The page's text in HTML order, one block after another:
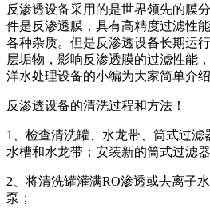
反渗透设备采用的是世界领先的膜
件是反渗透膜，具有高精度过滤性
各种杂质。但是反渗透设备长期运
层垢物，影响反渗透膜的过滤性能
洋水处理设备的小编为大家简单介绍
反渗透设备的清洗过程和方法！
1、检查清洗罐、水龙带、筒式过
水槽和水龙带；安装新的筒式过滤器
2、将清洗罐灌满RO渗透或去离子
泵；